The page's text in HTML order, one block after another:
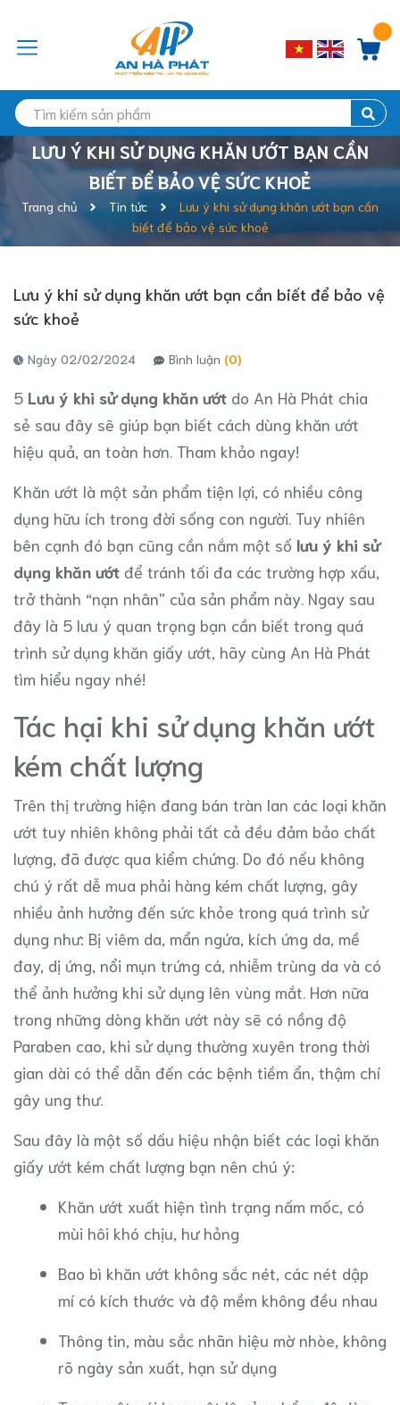
LƯU Ý KHI SỬ DỤNG KHĂN ƯỚT BẠN CẦN
BIẾT ĐỂ BẢO VỆ SỨC KHOẺ
Trang chủ Tin tức
Lưu ý khi sử dụng khăn ướt bạn cần
biết để bảo vệ sức khoẻ
Lưu ý khi sử dụng khăn ướt bạn cần biết để bảo vệ
sức khoẻ
Ngày 02/02/2024 Bình luận (0)
5 Lưu ý khi sử dụng khăn ướt do An Hà Phát chia
sẻ sau đây sẽ giúp bạn biết cách dùng khăn ướt
hiệu quả, an toàn hơn. Tham khảo ngay!
Khăn ướt là một sản phẩm tiện lợi, có nhiều công
dụng hữu ích trong đời sống con người. Tuy nhiên
bên cạnh đó bạn cũng cần nắm một số lưu ý khi sử
dụng khăn ướt để tránh tối đa các trường hợp xấu,
trở thành “nạn nhân” của sản phẩm này. Ngay sau
đây là 5 lưu ý quan trọng bạn cần biết trong quá
trình sử dụng khăn giấy ướt, hãy cùng An Hà Phát
tìm hiểu ngay nhé!
Tác hại khi sử dụng khăn ướt
kém chất lượng
Trên thị trường hiện đang bán tràn lan các loại khăn
ướt tuy nhiên không phải tất cả đều đảm bảo chất
lượng, đã được qua kiểm chứng. Do đó nếu không
chú ý rất dễ mua phải hàng kém chất lượng, gây
nhiều ảnh hưởng đến sức khỏe trong quá trình sử
dụng như: Bị viêm da, mẩn ngứa, kích ứng da, mề
đay, dị ứng, nổi mụn trứng cá, nhiễm trùng da và có
thể ảnh hưởng khi sử dụng lên vùng mắt. Hơn nữa
trong những dòng khăn ướt này sẽ có nồng độ
Paraben cao, khi sử dụng thường xuyên trong thời
gian dài có thể dẫn đến các bệnh tiềm ẩn, thậm chí
gây ung thư.
Sau đây là một số dấu hiệu nhận biết các loại khăn
giấy ướt kém chất lượng bạn nên chú ý:
Khăn ướt xuất hiện tình trạng nấm mốc, có
mùi hôi khó chịu, hư hỏng
Bao bì khăn ướt không sắc nét, các nét dập
mí có kích thước và độ mềm không đều nhau
Thông tin, màu sắc nhãn hiệu mờ nhòe, không
rõ ngày sản xuất, hạn sử dụng